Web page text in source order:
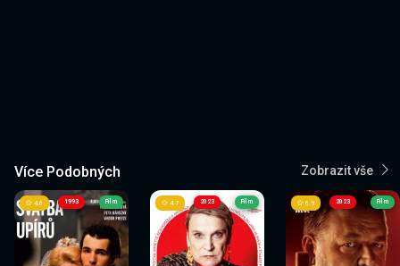
Více Podobných Zobrazit vše
1993
4.6 Film 2023
4.7 Film 2023
6.9 Film